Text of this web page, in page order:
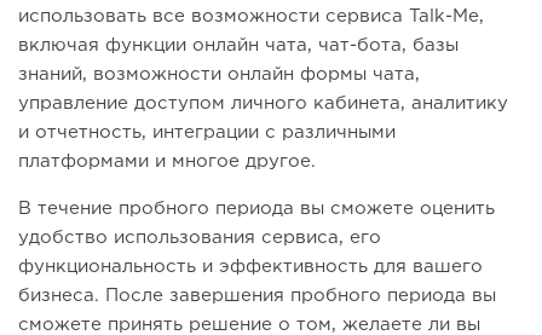
использовать все возможности сервиса Talk-Me,
включая функции онлайн чата, чат-бота, базы
знаний, возможности онлайн формы чата,
управление доступом личного кабинета, аналитику
и отчетность, интеграции с различными
платформами и многое другое.
В течение пробного периода вы сможете оценить
удобство использования сервиса, его
функциональность и эффективность для вашего
бизнеса. После завершения пробного периода вы
сможете принять решение о том, желаете ли вы